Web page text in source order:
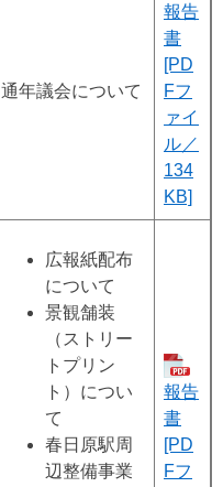
通年議会について
報告
書
[PD
Fフ
ァイ
ル／
134
KB]
広報紙配布
について
景観舗装
（ストリー
トプリン
ト）につい
て
春日原駅周
辺整備事業
報告
書
[PD
Fフ